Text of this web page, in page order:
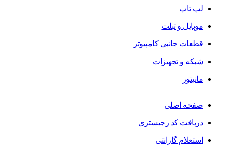
لپ تاپ
موبایل و تبلت
قطعات جانبی کامپیوتر
شبکه و تجهیزات
مانیتور
صفحه اصلی
دریافت کد رجیستری
استعلام گارانتی